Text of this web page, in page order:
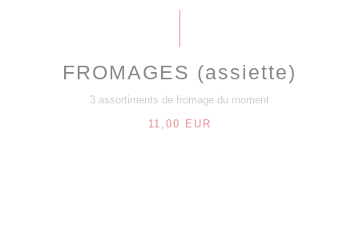
FROMAGES (assiette)
3 assortiments de fromage du moment
11,00 EUR